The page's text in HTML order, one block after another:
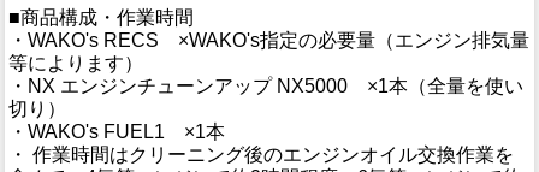
■商品構成・作業時間
・WAKO's RECS ×WAKO's指定の必要量（エンジン排気量
等によります）
・NX エンジンチューンアップ NX5000 ×1本（全量を使い
切り）
・WAKO's FUEL1 ×1本
・ 作業時間はクリーニング後のエンジンオイル交換作業を